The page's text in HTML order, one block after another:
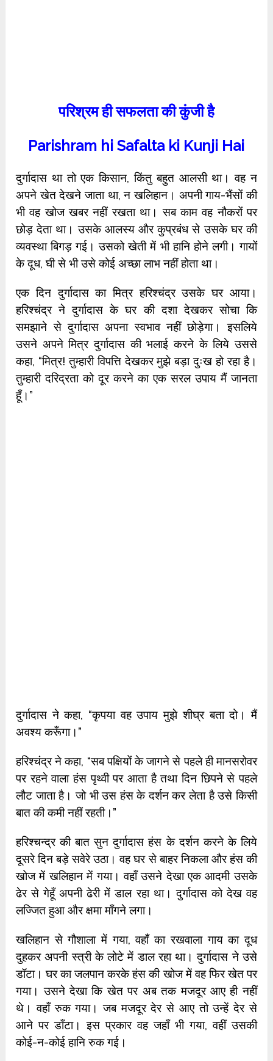
परिश्रम ही सफलता की कुंजी है
Parishram hi Safalta ki Kunji Hai
दुर्गादास था तो एक किसान, किंतु बहुत आलसी था। वह न
अपने खेत देखने जाता था, न खलिहान। अपनी गाय-भैंसों की
भी वह खोज खबर नहीं रखता था। सब काम वह नौकरों पर
छोड़ देता था। उसके आलस्य और कुप्रबंध से उसके घर की
व्यवस्था बिगड़ गई। उसको खेती में भी हानि होने लगी। गायों
के दूध, घी से भी उसे कोई अच्छा लाभ नहीं होता था।
एक दिन दुर्गादास का मित्र हरिश्चंद्र उसके घर आया।
हरिश्चंद्र ने दुर्गादास के घर की दशा देखकर सोचा कि
समझाने से दुर्गादास अपना स्वभाव नहीं छोड़ेगा। इसलिये
उसने अपने मित्र दुर्गादास की भलाई करने के लिये उससे
कहा, “मित्र! तुम्हारी विपत्ति देखकर मुझे बड़ा दुःख हो रहा है।
तुम्हारी दरिद्रता को दूर करने का एक सरल उपाय मैं जानता
हूँ।”
दुर्गादास ने कहा, “कृपया वह उपाय मुझे शीघ्र बता दो। मैं
अवश्य करूँगा।”
हरिश्चंद्र ने कहा, “सब पक्षियों के जागने से पहले ही मानसरोवर
पर रहने वाला हंस पृथ्वी पर आता है तथा दिन छिपने से पहले
लौट जाता है। जो भी उस हंस के दर्शन कर लेता है उसे किसी
बात की कमी नहीं रहती।”
हरिश्चन्द्र की बात सुन दुर्गादास हंस के दर्शन करने के लिये
दूसरे दिन बड़े सवेरे उठा। वह घर से बाहर निकला और हंस की
खोज में खलिहान में गया। वहाँ उसने देखा एक आदमी उसके
ढेर से गेहूँ अपनी ढेरी में डाल रहा था। दुर्गादास को देख वह
लज्जित हुआ और क्षमा माँगने लगा।
खलिहान से गौशाला में गया, वहाँ का रखवाला गाय का दूध
दुहकर अपनी स्त्री के लोटे में डाल रहा था। दुर्गादास ने उसे
डॉटा। घर का जलपान करके हंस की खोज में वह फिर खेत पर
गया। उसने देखा कि खेत पर अब तक मजदूर आए ही नहीं
थे। वहाँ रुक गया। जब मजदूर देर से आए तो उन्हें देर से
आने पर डाँटा। इस प्रकार वह जहाँ भी गया, वहीं उसकी
कोई-न-कोई हानि रुक गई।